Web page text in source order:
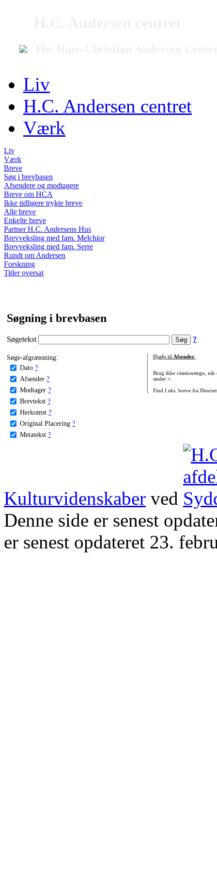
Liv
H.C. Andersen centret
Værk
Liv
Værk
Breve
Søg i brevbasen
Afsendere og modtagere
Breve om HCA
Ikke tidligere trykte breve
Alle breve
Enkelte breve
Partner H.C. Andersens Hus
Brevveksling med fam. Melchior
Brevveksling med fam. Serre
Rundt om Andersen
Forskning
Titler oversat
Søgning i brevbasen
Søgetekst ?
Søge-afgrænsning:
Dato ?
Afsender ?
Modtager ?
Brevtekst ?
Herkomst ?
Original Placering ?
Metatekst ?
Hjælp til Afsender:
Brug ikke citationstegn, når
stedet +:
Find f.eks. breve fra
Kulturvidenskaber ved
Denne side er senest
er senest opdateret 23.